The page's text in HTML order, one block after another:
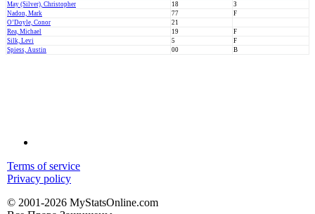
May (Silver), Christopher
18
З
Nadon, Mark
77
F
O’Doyle, Conor
21
Rea, Michael
19
F
Silk, Levi
5
F
Spiess, Austin
00 В
Terms of service
Privacy policy
© 2001-2026 MyStatsOnline.com